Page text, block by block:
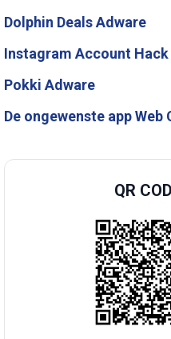
Dolphin Deals Adware
Instagram Account
Pokki Adware
De ongewenste app Web
QR